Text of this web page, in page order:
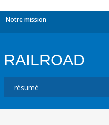
Notre mission
RAILROAD